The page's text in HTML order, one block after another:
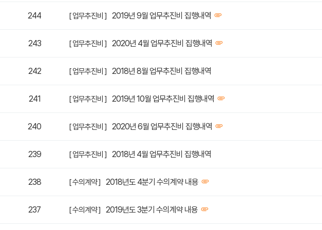
244 [ 업무추진비 ] 2019년 9월 업무추진비 집행내역
243 [ 업무추진비 ] 2020년 4월 업무추진비 집행내역
242 [ 업무추진비 ] 2018년 8월 업무추진비 집행내역
241 [ 업무추진비 ] 2019년 10월 업무추진비 집행내역
240 [ 업무추진비 ] 2020년 6월 업무추진비 집행내역
239 [ 업무추진비 ] 2018년 4월 업무추진비 집행내역
238 [ 수의계약 ] 2018년도 4분기 수의계약 내용
237 [ 수의계약 ] 2019년도 3분기 수의계약 내용